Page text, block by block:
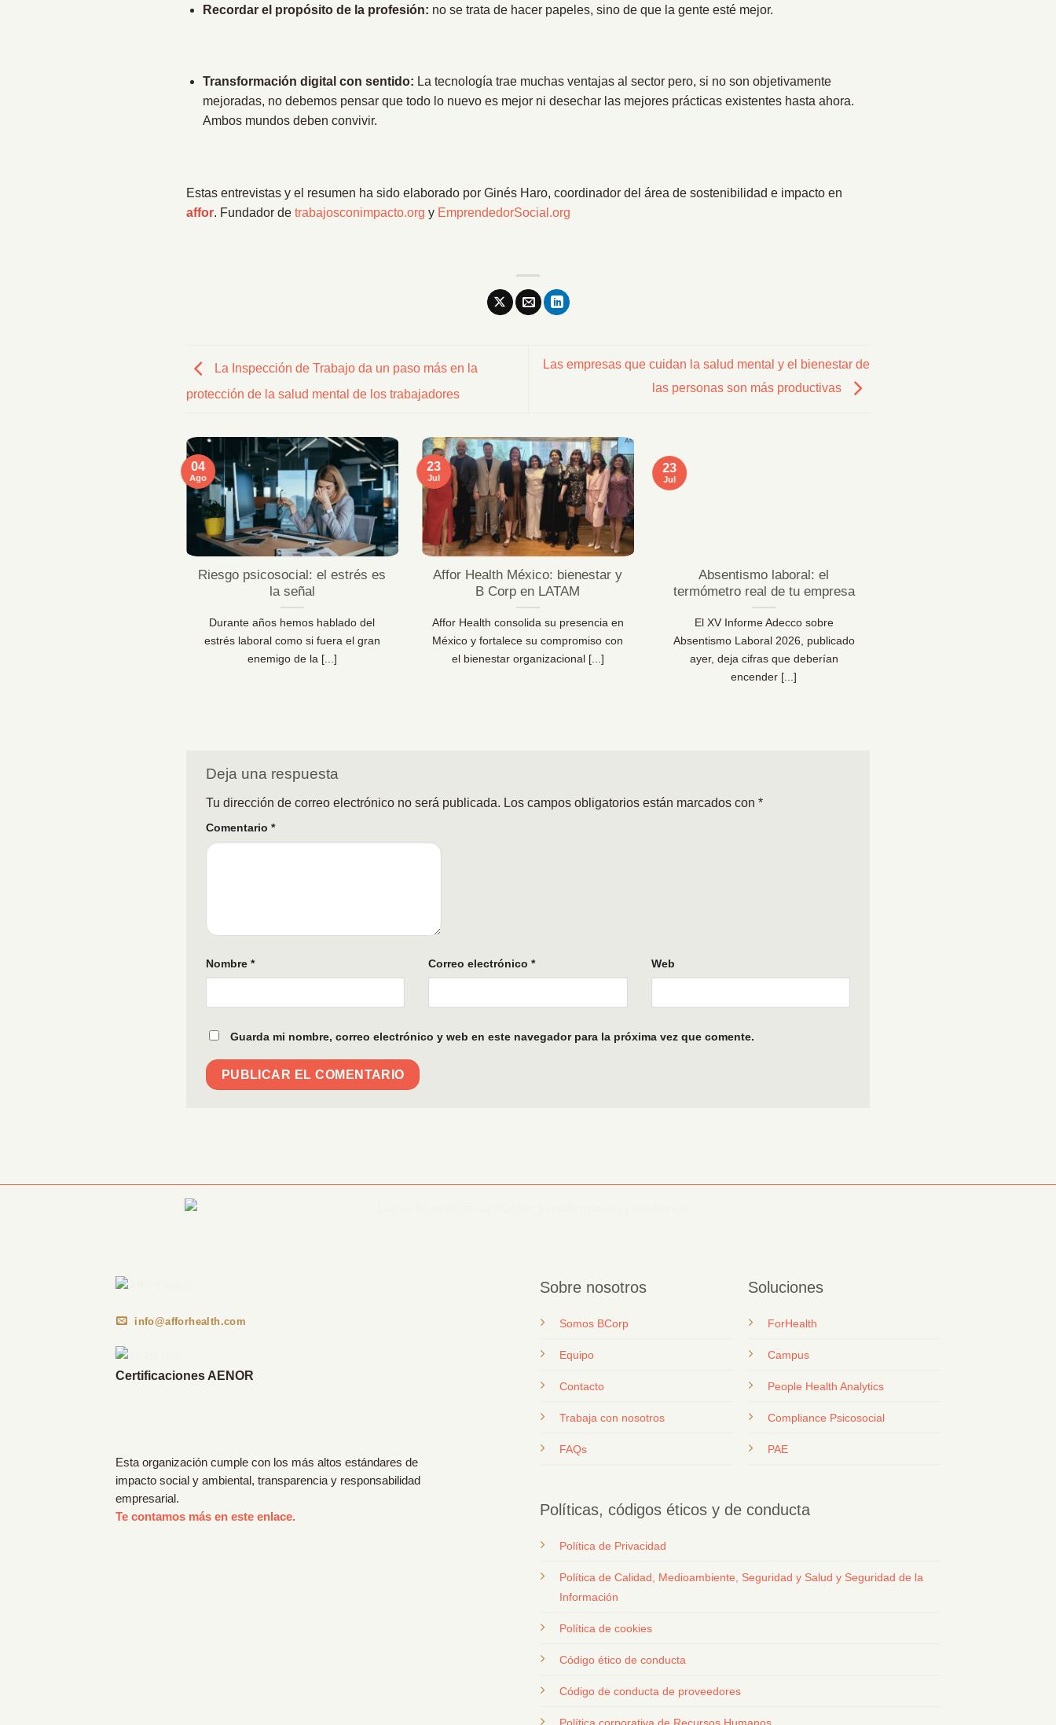
Recordar el propósito de la profesión: no se trata de hacer papeles, sino de que la gente esté mejor.
Transformación digital con sentido: La tecnología trae muchas ventajas al sector pero, si no son objetivamente
mejoradas, no debemos pensar que todo lo nuevo es mejor ni desechar las mejores prácticas existentes hasta ahora.
Ambos mundos deben convivir.
Estas entrevistas y el resumen ha sido elaborado por Ginés Haro, coordinador del área de sostenibilidad e impacto en
affor. Fundador de trabajosconimpacto.org y EmprendedorSocial.org
La Inspección de Trabajo da un paso más en la
protección de la salud mental de los trabajadores
Las empresas que cuidan la salud mental y el bienestar de
las personas son más productivas
Riesgo psicosocial: el estrés es
la señal
Durante años hemos hablado del
estrés laboral como si fuera el gran
enemigo de la [...]
04
Ago
Affor Health México: bienestar y
B Corp en LATAM
Affor Health consolida su presencia en
México y fortalece su compromiso con
el bienestar organizacional [...]
23
Jul
Absentismo laboral: el
termómetro real de tu empresa
El XV Informe Adecco sobre
Absentismo Laboral 2026, publicado
ayer, deja cifras que deberían
encender [...]
23
Jul
Deja una respuesta
Tu dirección de correo electrónico no será publicada. Los campos obligatorios están marcados con *
Comentario *
Nombre * Correo electrónico* Web
Guarda mi nombre, correo electrónico y web en este navegador para la próxima vez que comente.
info@afforhealth.com
Certificaciones AENOR
Esta organización cumple con los más altos estándares de
impacto social y ambiental, transparencia y responsabilidad
empresarial.
Te contamos más en este enlace.
Sobre nosotros
Somos BCorp
Equipo
Contacto
Trabaja con nosotros
FAQs
Soluciones
ForHealth
Campus
People Health Analytics
Compliance Psicosocial
PAE
Políticas, códigos éticos y de conducta
Política de Privacidad
Política de Calidad, Medioambiente, Seguridad y Salud y Seguridad de la
Información
Política de cookies
Código ético de conducta
Código de conducta de proveedores
Política corporativa de Recursos Humanos